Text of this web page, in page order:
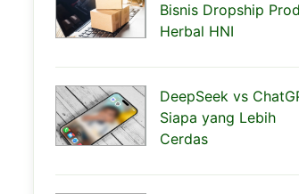
Bisnis Dropship
Herbal HNI
DeepSeek vs
Siapa yang Lebih
Cerdas